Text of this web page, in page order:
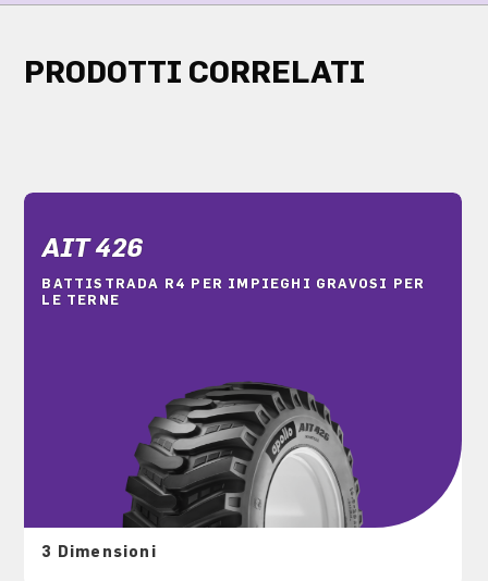
PRODOTTI CORRELATI
AIT 426
BATTISTRADA R4 PER IMPIEGHI GRAVOSI PER
LE TERNE
3 Dimensioni